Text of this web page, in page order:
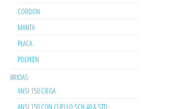
CORDON
MANTA
PLACA
POLYKEN
BRIDAS
ANSI 150 CIEGA
ANSI 150 CON CUELLO SCH 40 & STD